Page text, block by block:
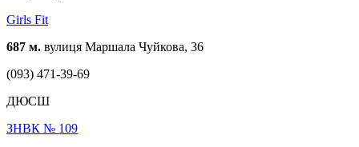
Girls Fit
687 м. вулиця Маршала Чуйкова, 36
(093) 471-39-69
ДЮСШ
ЗНВК № 109